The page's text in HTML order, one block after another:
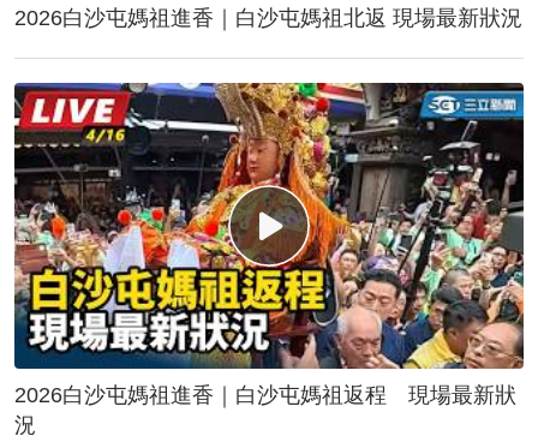
2026白沙屯媽祖進香｜白沙屯媽祖北返 現場最新狀況
2026白沙屯媽祖進香｜白沙屯媽祖返程 現場最新狀
況